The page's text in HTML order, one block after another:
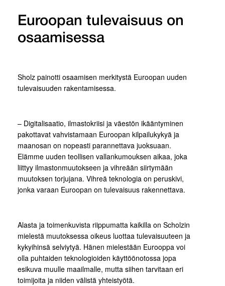
Euroopan tulevaisuus on
osaamisessa
Sholz painotti osaamisen merkitystä Euroopan uuden
tulevaisuuden rakentamisessa.
– Digitalisaatio, ilmastokriisi ja väestön ikääntyminen
pakottavat vahvistamaan Euroopan kilpailukykyä ja
maanosan on nopeasti parannettava juoksuaan.
Elämme uuden teollisen vallankumouksen aikaa, joka
liittyy ilmastonmuutokseen ja vihreään siirtymään
muutoksen torjujana. Vihreä teknologia on peruskivi,
jonka varaan Euroopan on tulevaisuus rakennettava.
Alasta ja toimenkuvista riippumatta kaikilla on Scholzin
mielestä muutoksessa oikeus luottaa tulevaisuuteen ja
kykyihinsä selviytyä. Hänen mielestään Eurooppa voi
olla puhtaiden teknologioiden käyttöönotossa jopa
esikuva muulle maailmalle, mutta siihen tarvitaan eri
toimijoita ja niiden välistä yhteistyötä.